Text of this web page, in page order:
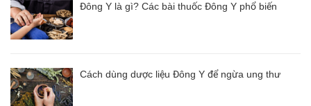
Đông Y là gì? Các bài thuốc Đông Y phổ biến
Cách dùng dược liệu Đông Y để ngừa ung thư